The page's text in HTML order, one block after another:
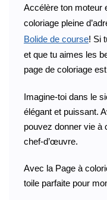
Accélère ton moteur
coloriage pleine
Bolide de course! Si
et que tu aimes les
page de coloriage
Imagine-toi dans le
élégant et puissant.
pouvez donner vie à
chef-d’œuvre.
Avec la Page à
toile parfaite pour